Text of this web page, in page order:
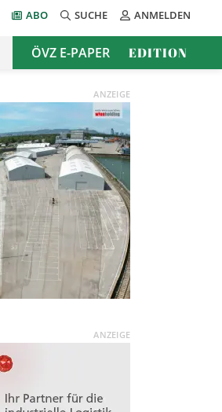
ABO SUCHE ANMELDEN
ÖVZ E-PAPER EDITION
ANZEIGE
ANZEIGE